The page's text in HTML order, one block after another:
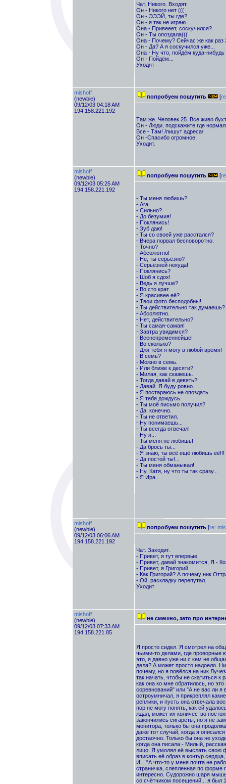
Чат. Никого. Входят.
Он - Никого нет (((
Он - ЭЭЭЙ, ты где?
Он - я так не играю...
Она - Привееет, соскучился?
Он - Ты опоздала(((
Она - Почему? Сейчас же как раз
Он - Да? А я соскучился уже...
Она - Ну что, пойдём куда-
Он - Пойдём...
Уходят
mishoff
(newbie)
09/12/03 04:18 AM
194.158.221.192
попробуем пошутить [
Там же. Человек 25. Все живо
Он - Люди, подскажите где
Все - Там! /пишут адреса/
Он -Спасибо огромное!
Уходит.
mishoff
(newbie)
09/12/03 05:25 AM
194.158.221.192
попробуем пошутить [
- Ты меня любишь?
- Ага.
- Сильно?
- До безумия!
- Поклянись!
- Зуб даю!
- Ты со своей уже расстался?
- Вчера порвал бесповоротно.
- Точно?
- Абсолютно!
- Не, ты серьёзно?
- Серьёзней некуда!
- Поклянись?
- Шоб я сдох!
- Ведь я лучше?
- Во сто крат.
- Я красивее её?
- Твои фото бесподобны!
- Ты действительно так думаешь?
- Абсолютно.
- Нет, действительно?
- Ты самая-самая!
- Завтра увидимся?
- Всенепременнейше!
- Во сколько?
- Для тебя я могу в любой время!
- В семь?
- Можно в семь.
- Или ближе к десяти?
- Милая, как скажешь.
- Тогда давай в девять?!
- Давай. Я буду ровно.
- Я постараюсь не опоздать.
- Я тебя дождусь.
- Ты моё письмо получил?
- Да, конечно.
- Ты не ответил.
- Ну понимаешь...
- Ты всегда отвечал!
- Ну я...
- Ты меня не любишь!
- Да брось ты...
- Я знаю, ты всё ещё любишь её!!!
- Да постой ты!...
- Ты меня обманывал!
- Ну, Катя, ну что ты так сразу...
- Я Ира...
mishoff
(newbie)
09/12/03 06:06 AM
194.158.221.192
попробуем пошутить [re:
Чат. Заходит.
- Привет, я тут впервые.
- Привет, давай знакомится, Я -
- Привет, я Григорий.
- Как Григорий? А почему ник
- Ой, раскладку перепутал.
Уходит
mishoff
(newbie)
09/12/03 07:33 AM
194.158.221.85
не смешно, зато про
Я просто сидел. Я смотрел на
чьими-то делами, где проворные
это, я давно уже ни с кем не
дела? А может просто надоело.
почему, но я повёлся на ник
так начать, чтобы не скатиться
как она ко мне обратилось, но
соревнований" или "А не вас ли я
остроумничал, я прикреплял
реплики, и пусть она отвечала
пор не могу понять, как ей
ждал, может их количество
закончились сигареты, но я не
монитора, только бы она
даже тот случай, когда я
достаочно. Только бы она не
когда она писала - Милый,
лицо. Я умолял её выслать свою
вписать её образ в контур
И... "А что-то у меня почта не
страничка, слепленная по форме
интересно. Судорожно шаря
со счётчиком посещений... я был